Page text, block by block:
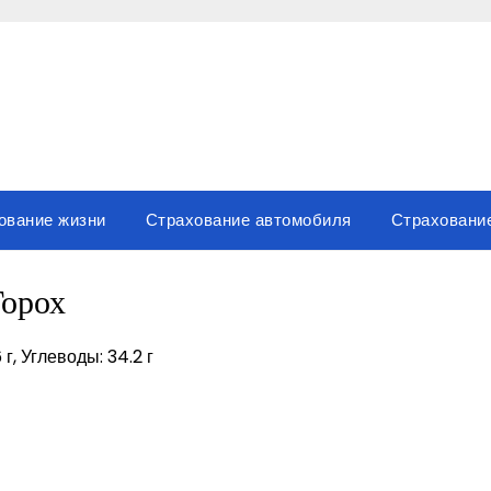
жизни Страхование автомобиля
Углеводы: 34.2 г